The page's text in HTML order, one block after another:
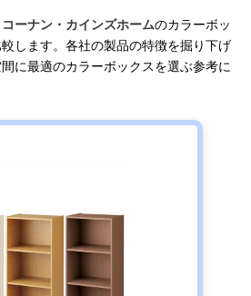
ーナン・カインズホームのカラーボッ
較します。各社の製品の特徴を掘り下げ
に最適のカラーボックスを選ぶ参考に